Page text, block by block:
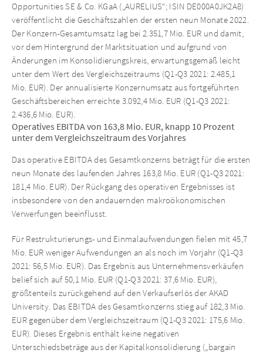
Opportunities SE & Co. KGaA („AURELIUS“; ISIN DE000A0JK2A8)
veröffentlicht die Geschäftszahlen der ersten neun Monate 2022.
Der Konzern-Gesamtumsatz lag bei 2.351,7 Mio. EUR und damit,
vor dem Hintergrund der Marktsituation und aufgrund von
Änderungen im Konsolidierungskreis, erwartungsgemäß leicht
unter dem Wert des Vergleichszeitraums (Q1-Q3 2021: 2.485,1
Mio. EUR). Der annualisierte Konzernumsatz aus fortgeführten
Geschäftsbereichen erreichte 3.092,4 Mio. EUR (Q1-Q3 2021:
2.436,6 Mio. EUR).
Operatives EBITDA von 163,8 Mio. EUR, knapp 10 Prozent
unter dem Vergleichszeitraum des Vorjahres
Das operative EBITDA des Gesamtkonzerns beträgt für die ersten
neun Monate des laufenden Jahres 163,8 Mio. EUR (Q1-Q3 2021:
181,4 Mio. EUR). Der Rückgang des operativen Ergebnisses ist
insbesondere von den andauernden makroökonomischen
Verwerfungen beeinflusst.
Für Restrukturierungs- und Einmalaufwendungen fielen mit 45,7
Mio. EUR weniger Aufwendungen an als noch im Vorjahr (Q1-Q3
2021: 56,5 Mio. EUR). Das Ergebnis aus Unternehmensverkäufen
belief sich auf 50,1 Mio. EUR (Q1-Q3 2021: 37,6 Mio. EUR),
größtenteils zurückgehend auf den Verkaufserlös der AKAD
University. Das EBITDA des Gesamtkonzerns stieg auf 182,3 Mio.
EUR gegenüber dem Vergleichszeitraum (Q1-Q3 2021: 175,6 Mio.
EUR). Dieses Ergebnis enthält keine negativen
Unterschiedsbeträge aus der Kapitalkonsolidierung („bargain